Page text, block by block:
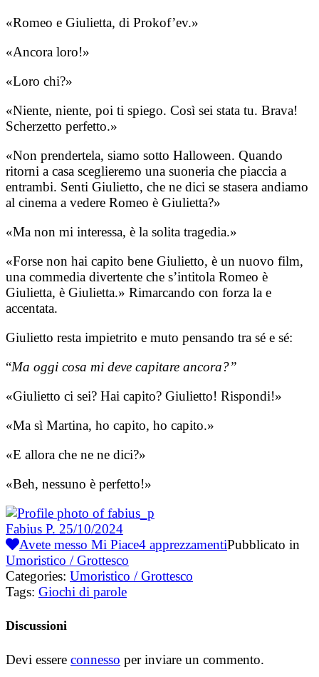
«Romeo e Giulietta, di Prokof’ev.»
«Ancora loro!»
«Loro chi?»
«Niente, niente, poi ti spiego. Così sei stata tu. Brava!
Scherzetto perfetto.»
«Non prendertela, siamo sotto Halloween. Quando
ritorni a casa sceglieremo una suoneria che piaccia a
entrambi. Senti Giulietto, che ne dici se stasera andiamo
al cinema a vedere Romeo è Giulietta?»
«Ma non mi interessa, è la solita tragedia.»
«Forse non hai capito bene Giulietto, è un nuovo film,
una commedia divertente che s’intitola Romeo è
Giulietta, è Giulietta.» Rimarcando con forza la e
accentata.
Giulietto resta impietrito e muto pensando tra sé e sé:
“Ma oggi cosa mi deve capitare ancora?”
«Giulietto ci sei? Hai capito? Giulietto! Rispondi!»
«Ma sì Martina, ho capito, ho capito.»
«E allora che ne ne dici?»
«Beh, nessuno è perfetto!»
Fabius P. 25/10/2024
Avete messo Mi Piace4 apprezzamentiPubblicato in
Umoristico / Grottesco
Categories: Umoristico / Grottesco
Tags: Giochi di parole
Discussioni
Devi essere connesso per inviare un commento.